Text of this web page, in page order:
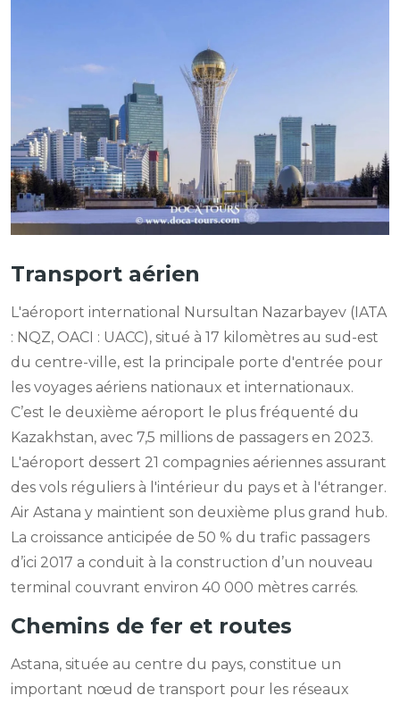
Transport aérien
L'aéroport international Nursultan Nazarbayev (IATA
: NQZ, OACI : UACC), situé à 17 kilomètres au sud-est
du centre-ville, est la principale porte d'entrée pour
les voyages aériens nationaux et internationaux.
C’est le deuxième aéroport le plus fréquenté du
Kazakhstan, avec 7,5 millions de passagers en 2023.
L'aéroport dessert 21 compagnies aériennes assurant
des vols réguliers à l'intérieur du pays et à l'étranger.
Air Astana y maintient son deuxième plus grand hub.
La croissance anticipée de 50 % du trafic passagers
d’ici 2017 a conduit à la construction d’un nouveau
terminal couvrant environ 40 000 mètres carrés.
Chemins de fer et routes
Astana, située au centre du pays, constitue un
important nœud de transport pour les réseaux